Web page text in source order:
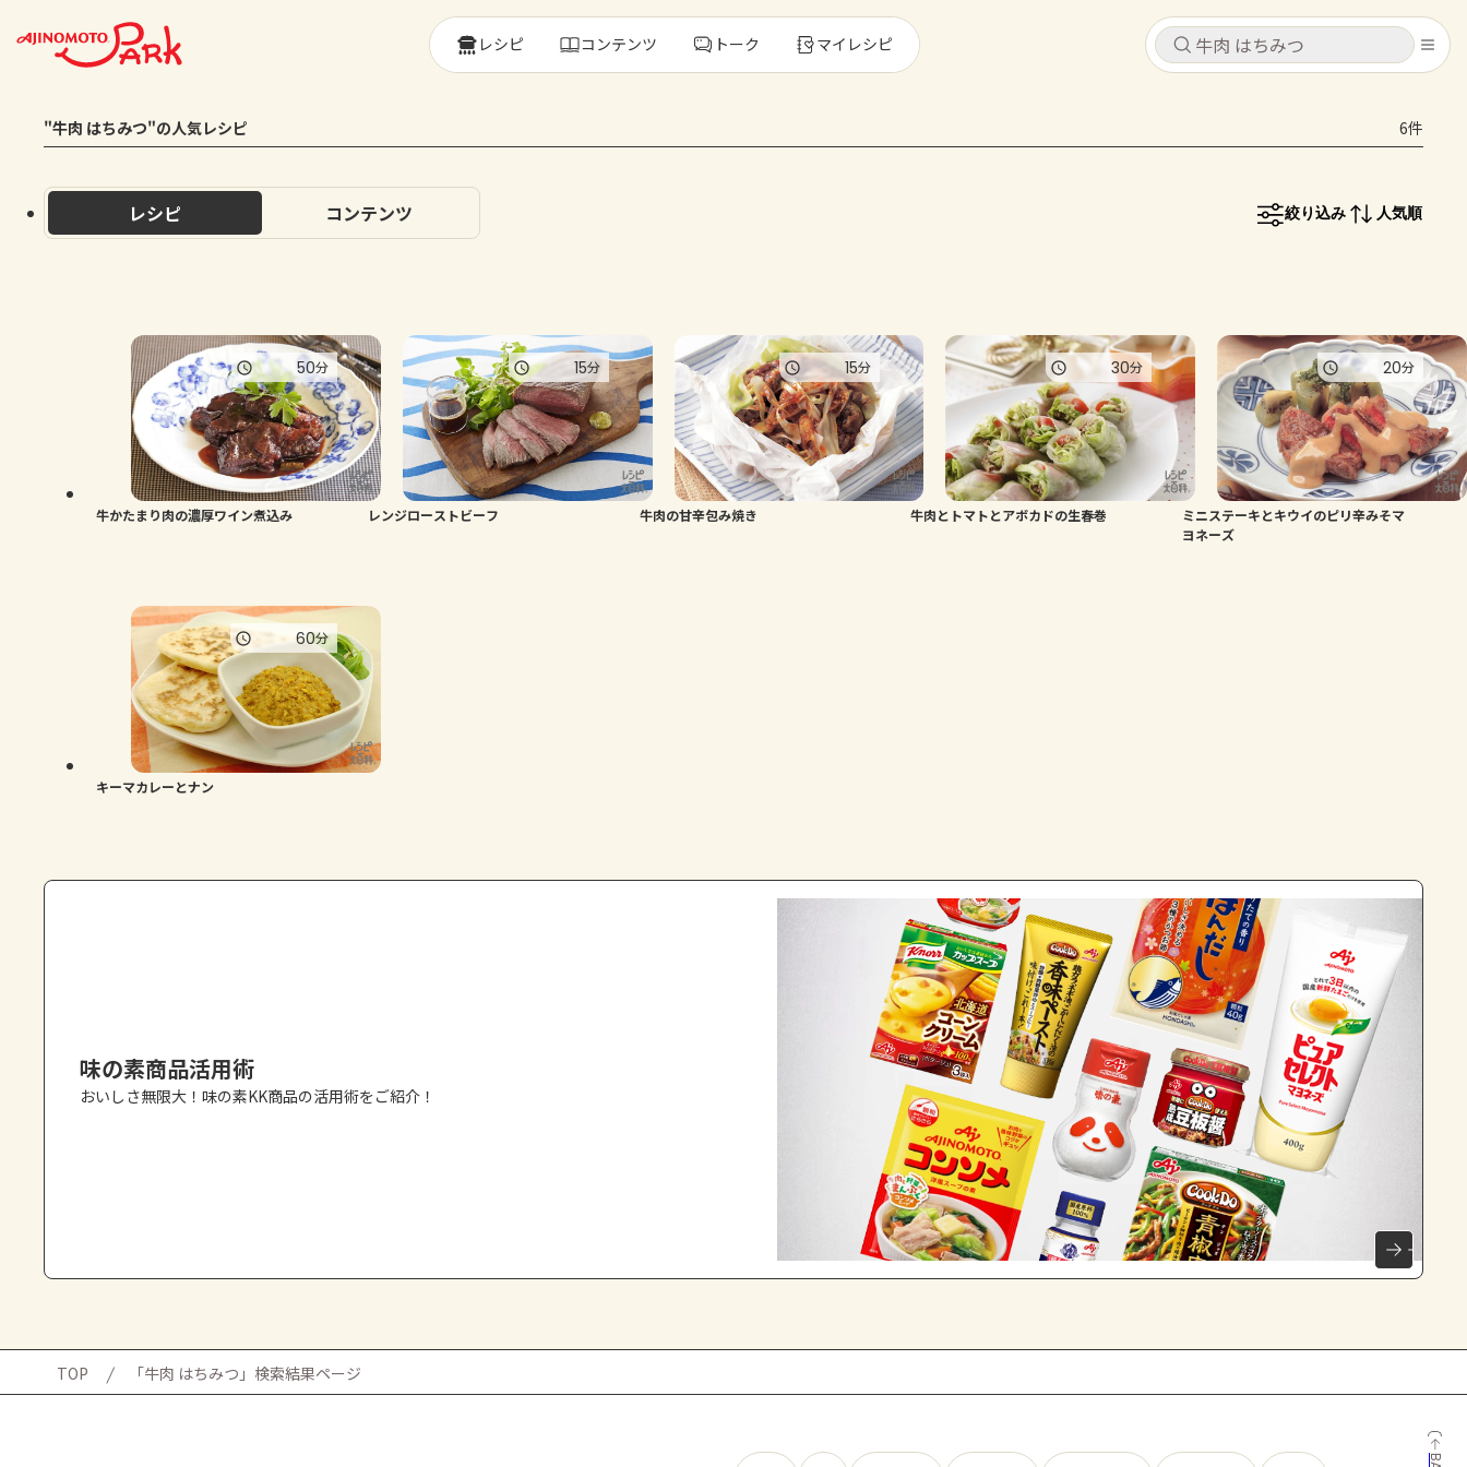
キャンセル
ログインするとレシピを保存できます
コンテンツ
レシピ
トーク
よくあるお問い合わせ
キャンセル
レシピ コンテンツ
レシピ コンテンツ トーク マイレシピ
"牛肉 はちみつ"の人気レシピ 6件
レシピ コンテンツ 絞り込み 人気順
牛かたまり肉の濃厚ワイン煮込み
50分
レンジローストビーフ
15分
牛肉の甘辛包み焼き
15分
牛肉とトマトとアボカドの生春巻
30分
ミニステーキとキウイのピリ辛みそマ
ヨネーズ
20分
キーマカレーとナン
60分
味の素商品活用術
おいしさ無限大！味の素KK商品の活用術をご紹介！
TOP 「牛肉 はちみつ」検索結果ページ